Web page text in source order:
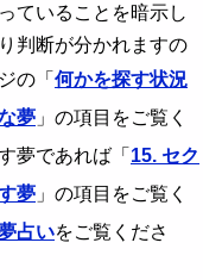
ていることを暗示し
判断が分かれますの
の「 何かを探す状況
夢 」の項目をご覧く
夢であれば「 15. セク
夢 」の項目をご覧く
占いをご覧くださ